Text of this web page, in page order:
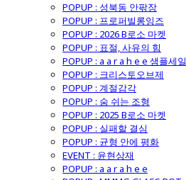
POPUP : 성북동 안팎장
POPUP : 프로퍼빌롱잉즈
POPUP : 2026 B로소 마켓
POPUP : 표절, 사유의 힘
POPUP : a a r a h e e 샘플세일
POPUP : 크리스토오브제
POPUP : 계절감각
POPUP : 숨 쉬는 조형
POPUP : 2025 B로소 마켓
POPUP : 실패할 결심
POPUP : 균형 안에 평화
EVENT : 윤현상재
POPUP : a a r a h e e